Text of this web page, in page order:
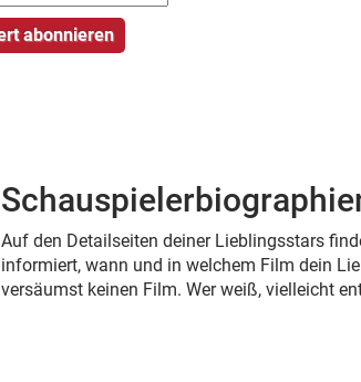
Auf den Detailseiten deiner Lieblingsstars
informiert, wann und in welchem Film dein
versäumst keinen Film. Wer weiß, vielleicht